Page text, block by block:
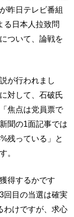
昨日テレビ番組
る日本人拉致問
ついて、論戦を
が行われまし
対して、石破氏
焦点は党員票で
聞の1面記事では
残っている」と
。
得するかです
回目の当選は確実
わけですが、求心